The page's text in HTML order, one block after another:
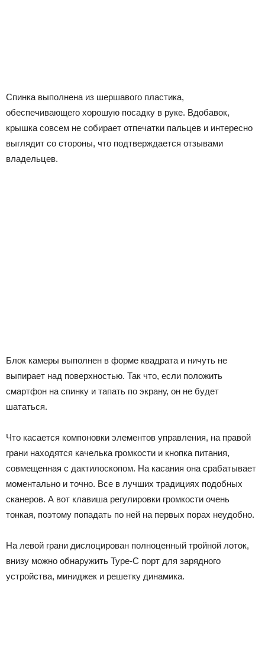
Спинка выполнена из шершавого пластика,
обеспечивающего хорошую посадку в руке. Вдобавок,
крышка совсем не собирает отпечатки пальцев и интересно
выглядит со стороны, что подтверждается отзывами
владельцев.
Блок камеры выполнен в форме квадрата и ничуть не
выпирает над поверхностью. Так что, если положить
смартфон на спинку и тапать по экрану, он не будет
шататься.
Что касается компоновки элементов управления, на правой
грани находятся качелька громкости и кнопка питания,
совмещенная с дактилоскопом. На касания она срабатывает
моментально и точно. Все в лучших традициях подобных
сканеров. А вот клавиша регулировки громкости очень
тонкая, поэтому попадать по ней на первых порах неудобно.
На левой грани дислоцирован полноценный тройной лоток,
внизу можно обнаружить Type-C порт для зарядного
устройства, миниджек и решетку динамика.